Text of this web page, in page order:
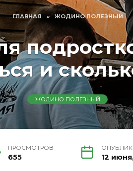
ГЛАВНАЯ » ЖОДИНО ПОЛЕЗНЫЙ
и
ЖОДИНО ПОЛЕЗНЫЙ
ПРОСМОТРОВ
655 12